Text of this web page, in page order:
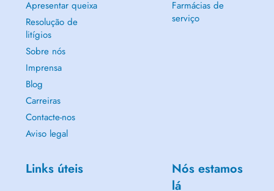
Apresentar queixa
Resolução de
litígios
Sobre nós
Imprensa
Blog
Carreiras
Contacte-nos
Aviso legal
Farmácias de
serviço
Links úteis
Nós estamos
lá